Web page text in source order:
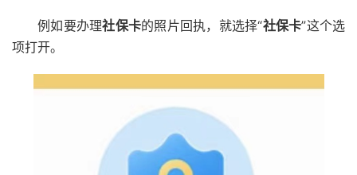
例如要办理社保卡的照片回执，就选择“社保卡”这个选
项打开。